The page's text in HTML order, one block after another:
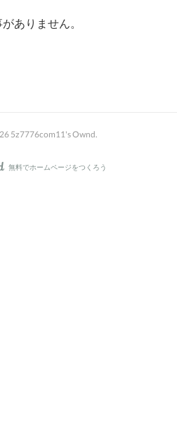
ありません。
5z7776com11's Ownd.
AmebaOwnd
無料でホームページをつくろう